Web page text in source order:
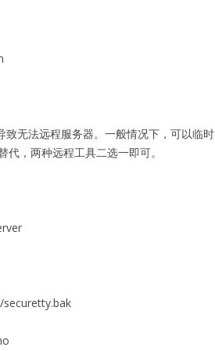
无法远程服务器。一般情况下，可以临时
，两种远程工具二选一即可。